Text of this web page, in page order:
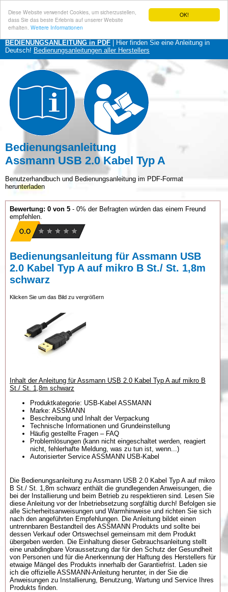
OK!
Diese Website verwendet Cookies, um sicherzustellen,
dass Sie das beste Erlebnis auf unserer Website
erhalten. Weitere Informationen
BEDIENUNGSANLEITUNG in PDF | Hier finden Sie eine Anleitung in
Deutsch! Bedienungsanleitungen aller Herstellers
Bedienungsanleitung
Assmann USB 2.0 Kabel Typ A
Benutzerhandbuch und Bedienungsanleitung im PDF-Format
herunterladen
Bewertung: 0 von 5 - 0% der Befragten würden das einem Freund
empfehlen.
Bedienungsanleitung für Assmann USB
2.0 Kabel Typ A auf mikro B St./ St. 1,8m
schwarz
Klicken Sie um das Bild zu vergrößern
Inhalt der Anleitung für Assmann USB 2.0 Kabel Typ A auf mikro B
St./ St. 1,8m schwarz
Produktkategorie: USB-Kabel ASSMANN
Marke: ASSMANN
Beschreibung und Inhalt der Verpackung
Technische Informationen und Grundeinstellung
Häufig gestellte Fragen – FAQ
Problemlösungen (kann nicht eingeschaltet werden, reagiert
nicht, fehlerhafte Meldung, was zu tun ist, wenn...)
Autorisierter Service ASSMANN USB-Kabel
Die Bedienungsanleitung zu Assmann USB 2.0 Kabel Typ A auf mikro
B St./ St. 1,8m schwarz enthält die grundlegenden Anweisungen, die
bei der Installierung und beim Betrieb zu respektieren sind. Lesen Sie
diese Anleitung vor der Inbetriebsetzung sorgfältig durch! Befolgen sie
alle Sicherheitsanweisungen und Warmhinweise und richten Sie sich
nach den angeführten Empfehlungen. Die Anleitung bildet einen
untrennbaren Bestandteil des ASSMANN Produkts und sollte bei
dessen Verkauf oder Ortswechsel gemeinsam mit dem Produkt
übergeben werden. Die Einhaltung dieser Gebrauchsanleitung stellt
eine unabdingbare Voraussetzung dar für den Schutz der Gesundheit
von Personen und für die Anerkennung der Haftung des Herstellers für
etwaige Mängel des Produkts innerhalb der Garantiefrist. Laden sie
ich die offizielle ASSMANN-Anleitung herunter, in der Sie die
Anweisungen zu Installierung, Benutzung, Wartung und Service Ihres
Produkts finden.